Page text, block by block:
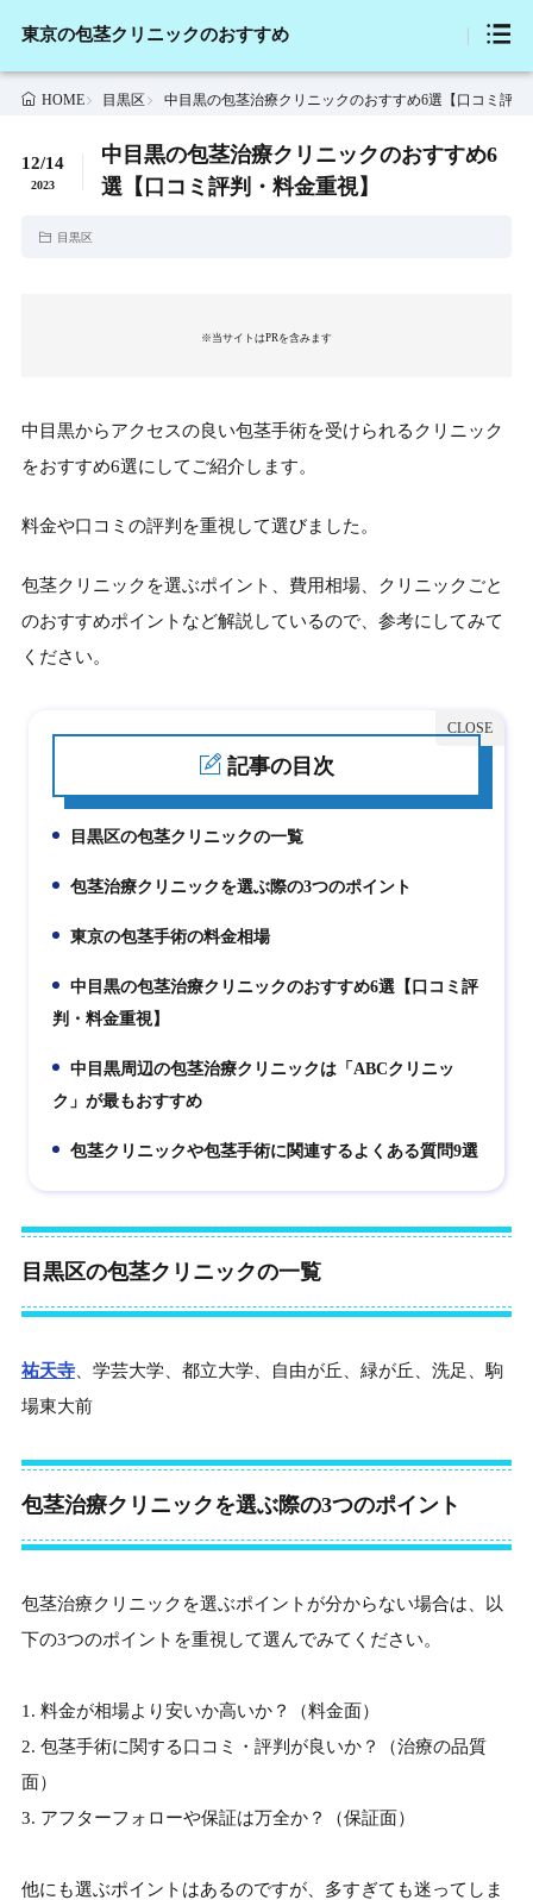
東京の包茎クリニックのおすすめ
HOME 目黒区 中目黒の包茎治療クリニックのおすすめ6選【口コミ評判
12/14
2023
中目黒の包茎治療クリニックのおすすめ6
選【口コミ評判・料金重視】
目黒区
※当サイトはPRを含みます
中目黒からアクセスの良い包茎手術を受けられるクリニック
をおすすめ6選にしてご紹介します。
料金や口コミの評判を重視して選びました。
包茎クリニックを選ぶポイント、費用相場、クリニックごと
のおすすめポイントなど解説しているので、参考にしてみて
ください。
記事の目次
1.
目黒区の包茎クリニックの一覧
包茎治療クリニックを選ぶ際の3つのポイント
3.
東京の包茎手術の料金相場
中目黒の包茎治療クリニックのおすすめ6選【口コミ評
判・料金重視】
中目黒周辺の包茎治療クリニックは「ABCクリニッ
ク」が最もおすすめ
包茎クリニックや包茎手術に関連するよくある質問9選
目黒区の包茎クリニックの一覧
祐天寺、学芸大学、都立大学、自由が丘、緑が丘、洗足、駒
場東大前
包茎治療クリニックを選ぶ際の3つのポイント
包茎治療クリニックを選ぶポイントが分からない場合は、以
下の3つのポイントを重視して選んでみてください。
料金が相場より安いか高いか？（料金面）
包茎手術に関する口コミ・評判が良いか？（治療の品質
面）
アフターフォローや保証は万全か？（保証面）
他にも選ぶポイントはあるのですが、多すぎても迷ってしま